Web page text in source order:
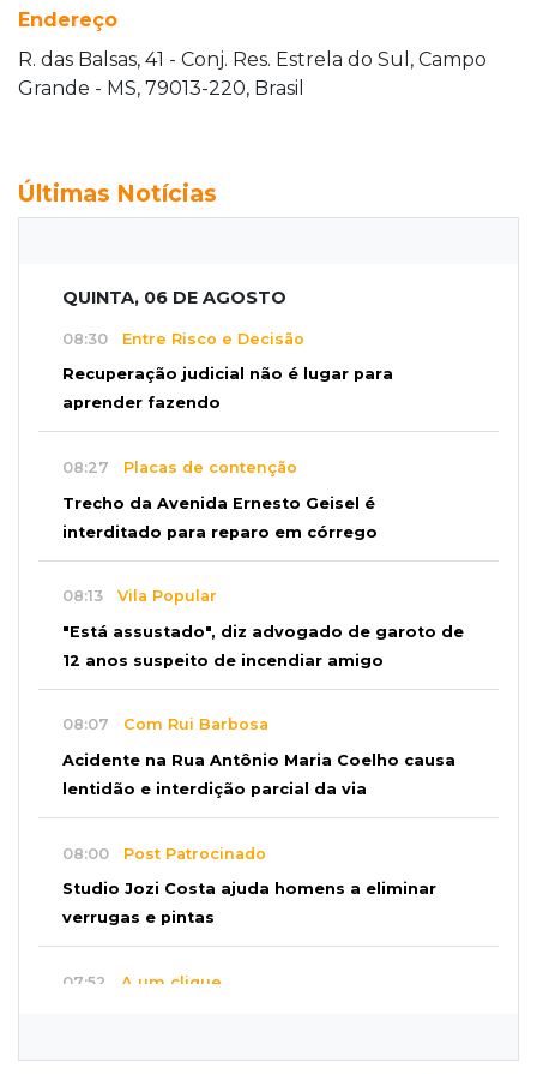
Endereço
R. das Balsas, 41 - Conj. Res. Estrela do Sul, Campo
Grande - MS, 79013-220, Brasil
Últimas Notícias
QUINTA, 06 DE AGOSTO
08:30 Entre Risco e Decisão
Recuperação judicial não é lugar para
aprender fazendo
08:27 Placas de contenção
Trecho da Avenida Ernesto Geisel é
interditado para reparo em córrego
08:13 Vila Popular
"Está assustado", diz advogado de garoto de
12 anos suspeito de incendiar amigo
08:07 Com Rui Barbosa
Acidente na Rua Antônio Maria Coelho causa
lentidão e interdição parcial da via
08:00 Post Patrocinado
Studio Jozi Costa ajuda homens a eliminar
verrugas e pintas
07:52
A um clique